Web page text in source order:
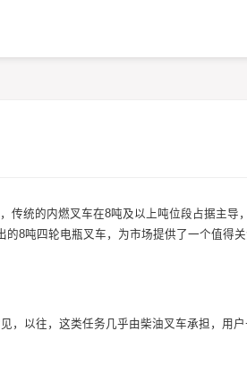
传统的内燃叉车在8吨及以上吨位段占据主导
8吨四轮电瓶叉车，为市场提供了一个值得
，以往，这类任务几乎由柴油叉车承担，用